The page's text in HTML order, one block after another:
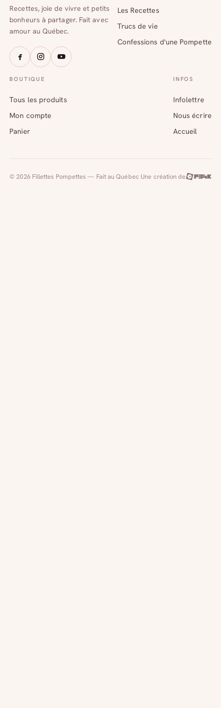
Recettes, joie de vivre et petits
bonheurs à partager. Fait avec
amour au Québec.
Les Recettes
Trucs de vie
Confessions d'une Pompette
BOUTIQUE
Tous les produits
Mon compte
Panier
INFOS
Infolettre
Nous écrire
Accueil
© 2026 Fillettes Pompettes — Fait au Québec Une création de